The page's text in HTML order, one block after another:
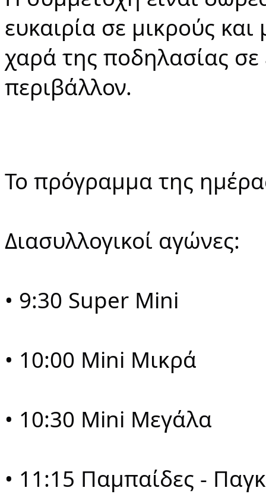
ευκαιρία σε μικρούς
χαρά της ποδηλασίας
περιβάλλον.
Το πρόγραμμα της
Διασυλλογικοί αγώνες:
• 9:30 Super Mini
• 10:00 Mini Μικρά
• 10:30 Mini Μεγάλα
• 11:15 Παμπαίδες -